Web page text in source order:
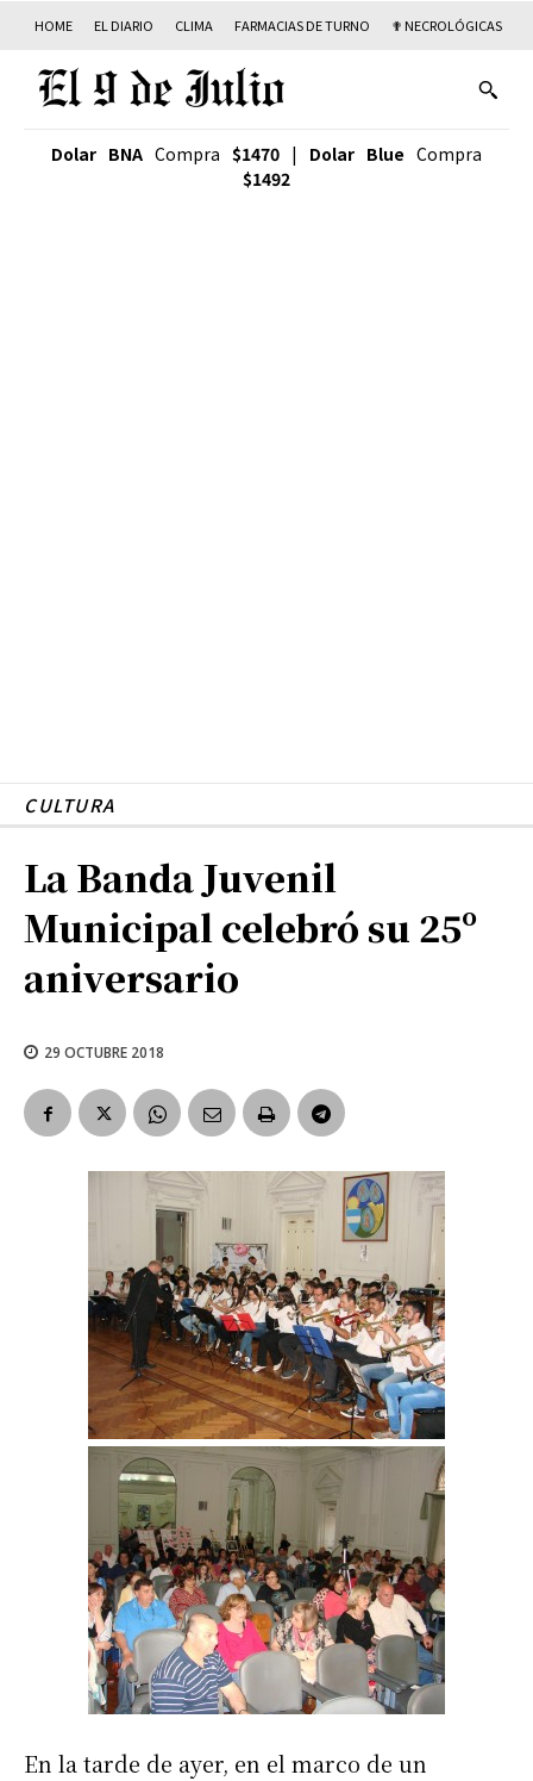
HOME EL DIARIO CLIMA FARMACIAS DE TURNO ✟ NECROLÓGICAS
Dolar BNA Compra $1470 | Dolar Blue Compra
$1492
CULTURA
La Banda Juvenil
Municipal celebró su 25º
aniversario
29 OCTUBRE 2018
En la tarde de ayer, en el marco de un